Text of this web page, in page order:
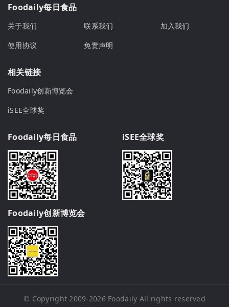
Foodaily每日食品
关于我们 联系我们
加入我们
使用协议
免责声明
相关链接
Foodaily创新博览会
iSEE全球奖
Foodaily每日食品 iSEE全球奖
Foodaily创新博览会
© Copyright 2009-2026 Foodaily All rights reserved